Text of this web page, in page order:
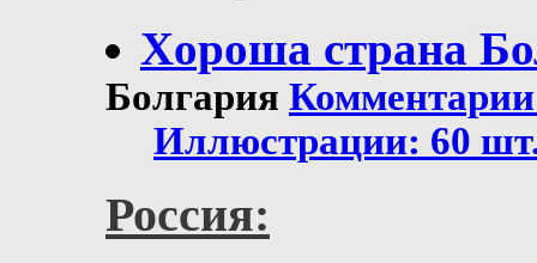
Хoроша страна
Болгария
Иллюстрации: 60
Россия: